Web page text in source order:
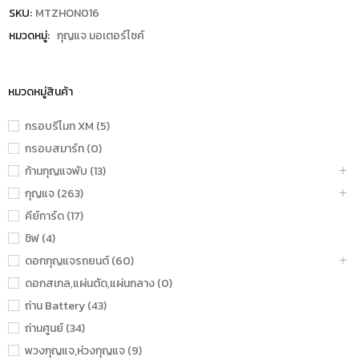
หมวดหมู่สินค้า
กรอบรีโมท XM (5)
กรอบสมาร์ท (0)
ก้านกุญแจพับ (13)
กุญแจ (263)
คีย์การ์ด (17)
ชิฟ (4)
ดอกกุญแจรถยนต์ (60)
ดอกสเกล,แผ่นตัด,แผ่นกลาง (0)
ถ่าน Battery (43)
ถ่านศูนย์ (34)
พวงกุญแจ,ห่วงกุญแจ (9)
SKU: MTZHON016
หมวดหมู่: กุญแจ มอเตอร์ไซค์